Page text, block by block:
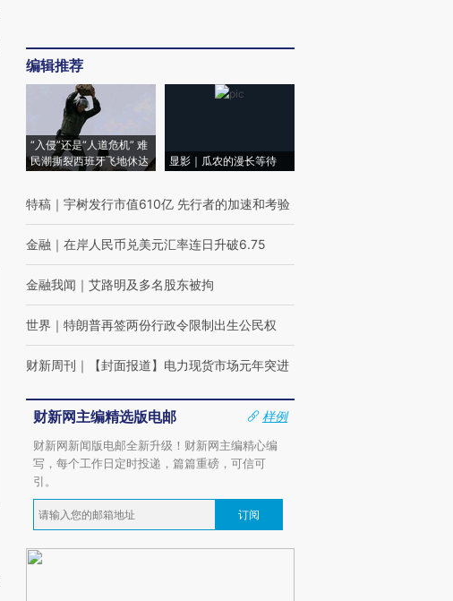
编辑推荐
“入侵”还是“人道危机” 难
民潮撕裂西班牙飞地休达
显影｜瓜农的漫长等待
特稿 ｜ 宇树发行市值610亿 先行者的加速和考验
金融 ｜ 在岸人民币兑美元汇率连日升破6.75
金融我闻 ｜ 艾路明及多名股东被拘
世界 ｜ 特朗普再签两份行政令限制出生公民权
财新周刊 ｜ 【封面报道】电力现货市场元年突进
财新网主编精选版电邮
样例
财新网新闻版电邮全新升级！财新网主编精心编
写，每个工作日定时投递，篇篇重磅，可信可
引。
订阅